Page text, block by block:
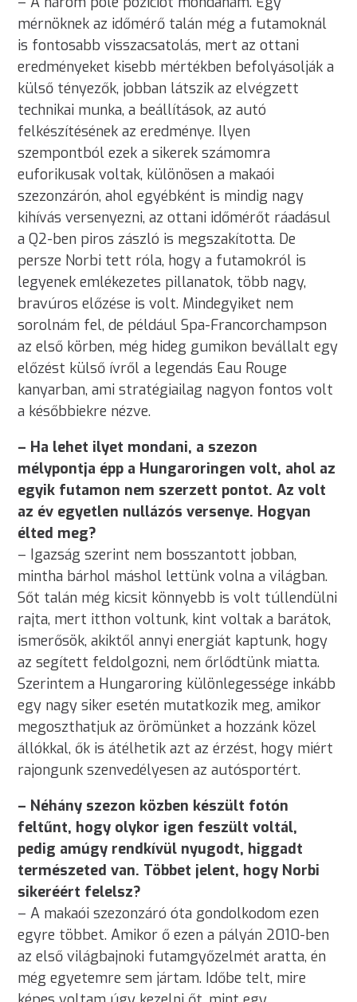
mérnöknek az időmérő talán még a futamoknál
is fontosabb visszacsatolás, mert az ottani
eredményeket kisebb mértékben befolyásolják a
külső tényezők, jobban látszik az elvégzett
technikai munka, a beállítások, az autó
felkészítésének az eredménye. Ilyen
szempontból ezek a sikerek számomra
euforikusak voltak, különösen a makaói
szezonzárón, ahol egyébként is mindig nagy
kihívás versenyezni, az ottani időmérőt ráadásul
a Q2-ben piros zászló is megszakította. De
persze Norbi tett róla, hogy a futamokról is
legyenek emlékezetes pillanatok, több nagy,
bravúros előzése is volt. Mindegyiket nem
sorolnám fel, de például Spa-Francorchampson
az első körben, még hideg gumikon bevállalt egy
előzést külső ívről a legendás Eau Rouge
kanyarban, ami stratégiailag nagyon fontos volt
a későbbiekre nézve.
– Ha lehet ilyet mondani, a szezon
mélypontja épp a Hungaroringen volt, ahol az
egyik futamon nem szerzett pontot. Az volt
az év egyetlen nullázós versenye. Hogyan
élted meg?
– Igazság szerint nem bosszantott jobban,
mintha bárhol máshol lettünk volna a világban.
Sőt talán még kicsit könnyebb is volt túllendülni
rajta, mert itthon voltunk, kint voltak a barátok,
ismerősök, akiktől annyi energiát kaptunk, hogy
az segített feldolgozni, nem őrlődtünk miatta.
Szerintem a Hungaroring különlegessége inkább
egy nagy siker esetén mutatkozik meg, amikor
megoszthatjuk az örömünket a hozzánk közel
állókkal, ők is átélhetik azt az érzést, hogy miért
rajongunk szenvedélyesen az autósportért.
– Néhány szezon közben készült fotón
feltűnt, hogy olykor igen feszült voltál,
pedig amúgy rendkívül nyugodt, higgadt
természeted van. Többet jelent, hogy Norbi
sikeréért felelsz?
– A makaói szezonzáró óta gondolkodom ezen
egyre többet. Amikor ő ezen a pályán 2010-ben
az első világbajnoki futamgyőzelmét aratta, én
még egyetemre sem jártam. Időbe telt, mire